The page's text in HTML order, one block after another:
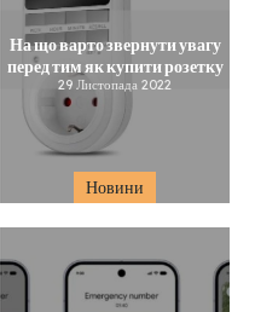
Новини
На що варто звернути увагу
перед тим як купити розетку
29 Листопада 2022